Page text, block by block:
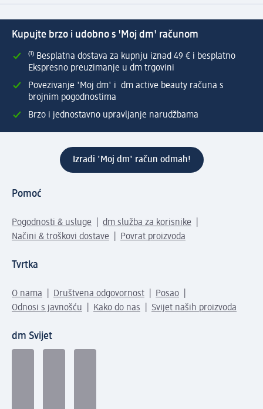
Kupujte brzo i udobno s 'Moj dm' računom
⁽¹⁾ Besplatna dostava za kupnju iznad 49 € i besplatno
Ekspresno preuzimanje u dm trgovini
Povezivanje 'Moj dm' i dm active beauty računa s
brojnim pogodnostima
Brzo i jednostavno upravljanje narudžbama
Izradi 'Moj dm' račun odmah!
Pomoć
Pogodnosti & usluge
dm služba za korisnike
Načini & troškovi dostave
Povrat proizvoda
Tvrtka
O nama Društvena odgovornost
Posao
Odnosi s javnošću
Kako do nas Svijet naših proizvoda
dm Svijet